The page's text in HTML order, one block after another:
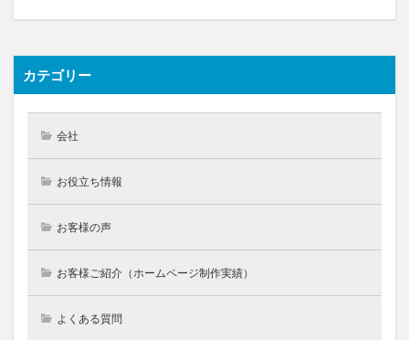
カテゴリー
会社
お役立ち情報
お客様の声
お客様ご紹介（ホームページ制作実績）
よくある質問